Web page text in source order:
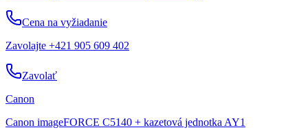
Cena na vyžiadanie
Zavolajte +421 905 609 402
Zavolať
Canon
Canon imageFORCE C5140 + kazetová jednotka AY1